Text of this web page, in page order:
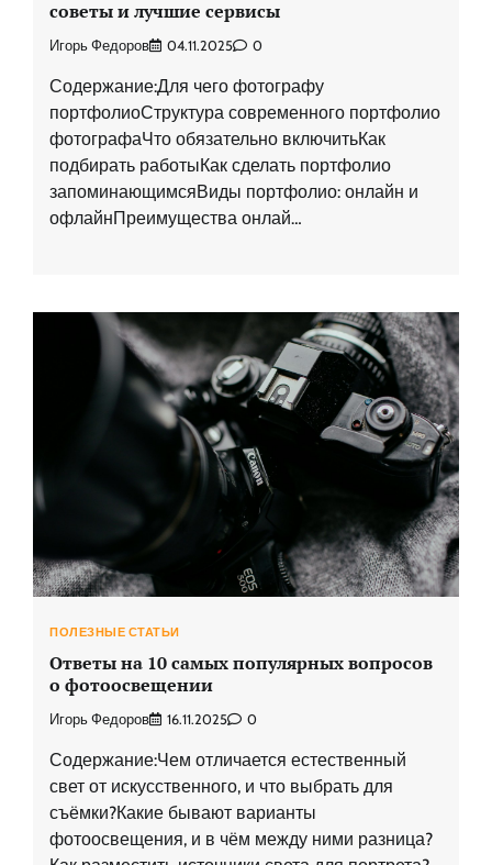
советы и лучшие сервисы
Игорь Федоров 04.11.2025 0
Содержание:Для чего фотографу
портфолиоСтруктура современного портфолио
фотографаЧто обязательно включитьКак
подбирать работыКак сделать портфолио
запоминающимсяВиды портфолио: онлайн и
офлайнПреимущества онлай…
ПОЛЕЗНЫЕ СТАТЬИ
Ответы на 10 самых популярных вопросов
о фотоосвещении
Игорь Федоров 16.11.2025 0
Содержание:Чем отличается естественный
свет от искусственного, и что выбрать для
съёмки?Какие бывают варианты
фотоосвещения, и в чём между ними разница?